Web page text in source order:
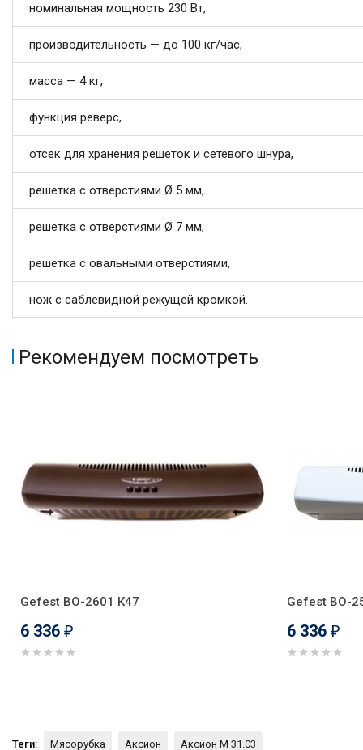
номинальная мощность 230 Вт,
производительность — до 100 кг/час,
масса — 4 кг,
функция реверс,
отсек для хранения решеток и сетевого шнура,
решетка с отверстиями Ø 5 мм,
решетка с отверстиями Ø 7 мм,
решетка с овальными отверстиями,
нож с саблевидной режущей кромкой.
Рекомендуем посмотреть
Gefest ВО-2601 К47
6 336 ₽
Gefest ВО-
6 336 ₽
Теги: Мясорубка Аксион Аксион М 31.03